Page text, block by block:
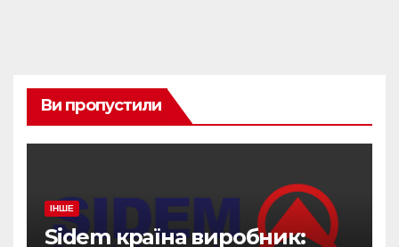
Ви пропустили
ІНШЕ
Sidem країна виробник: